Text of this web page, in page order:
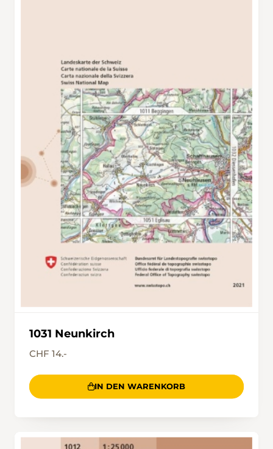
1031 Neunkirch
CHF 14.-
IN DEN WARENKORB